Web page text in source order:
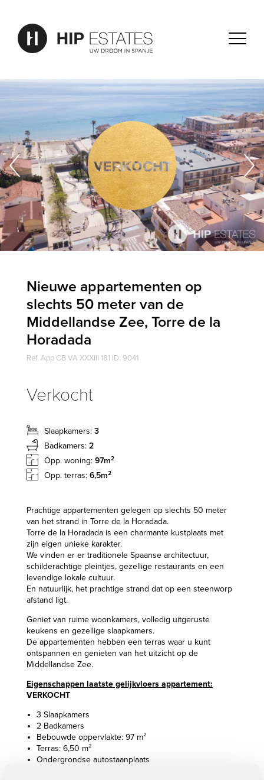
Nieuwe appartementen op
slechts 50 meter van de
Middellandse Zee, Torre de la
Horadada
Ref. App CB VA XXXIII 181 ID: 9041
Verkocht
Slaapkamers: 3
Badkamers: 2
Opp. woning: 97m2
Opp. terras: 6,5m2
Prachtige appartementen gelegen op slechts 50 meter
van het strand in Torre de la Horadada.
Torre de la Horadada is een charmante kustplaats met
zijn eigen unieke karakter.
We vinden er er traditionele Spaanse architectuur,
schilderachtige pleintjes, gezellige restaurants en een
levendige lokale cultuur.
En natuurlijk, het prachtige strand dat op een steenworp
afstand ligt.
Geniet van ruime woonkamers, volledig uitgeruste
keukens en gezellige slaapkamers.
De appartementen hebben een terras waar u kunt
ontspannen en genieten van het uitzicht op de
Middellandse Zee.
Eigenschappen laatste gelijkvloers appartement:
VERKOCHT
3 Slaapkamers
2 Badkamers
Bebouwde oppervlakte: 97 m²
Terras: 6,50 m²
Ondergrondse autostaanplaats